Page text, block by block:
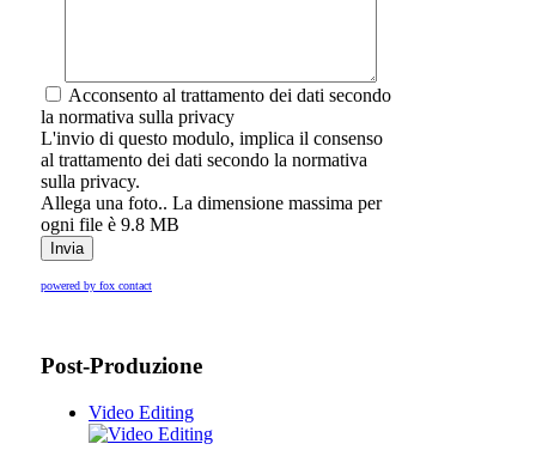
Acconsento al trattamento dei dati secondo
la normativa sulla privacy
L'invio di questo modulo, implica il consenso
al trattamento dei dati secondo la normativa
sulla privacy.
Allega una foto.. La dimensione massima per
ogni file è 9.8 MB
powered by fox contact
Post-Produzione
Video Editing